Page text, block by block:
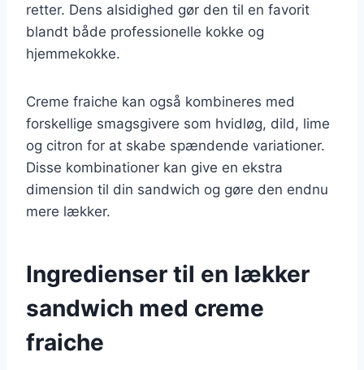
retter. Dens alsidighed gør den til en favorit
blandt både professionelle kokke og
hjemmekokke.
Creme fraiche kan også kombineres med
forskellige smagsgivere som hvidløg, dild, lime
og citron for at skabe spændende variationer.
Disse kombinationer kan give en ekstra
dimension til din sandwich og gøre den endnu
mere lækker.
Ingredienser til en lækker
sandwich med creme
fraiche